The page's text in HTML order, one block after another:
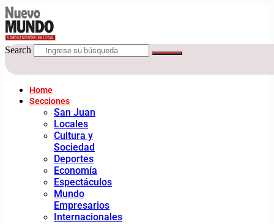
Search
Home
Secciones
San Juan
Locales
Cultura y
Sociedad
Deportes
Economía
Espectáculos
Mundo
Empresarios
Internacionales